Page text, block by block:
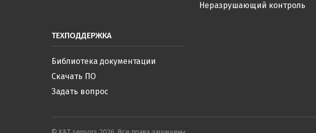
Неразрушающий контроль
ТЕХПОДДЕРЖКА
Библиотека документации
Скачать ПО
Задать вопрос